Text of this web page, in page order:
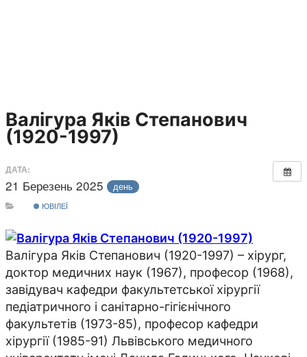
Валігура Яків Степанович
(1920-1997)
ДАТА:
21 Березень 2025 день
ЮВІЛЕЇ
Валігура Яків Степанович (1920-1997) – хірург,
доктор медичних наук (1967), професор (1968),
завідувач кафедри факультетської хірургії
педіатричного і санітарно-гігієнічного
факультетів (1973-85), професор кафедри
хірургії (1985-91) Львівського медичного